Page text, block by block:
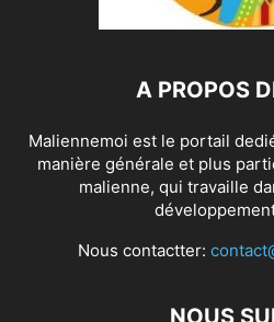
A PROPOS
Maliennemoi est le portail
manière générale et plus
malienne, qui travaille
Nous contactter:
NOUS